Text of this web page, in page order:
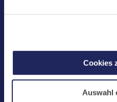
Cookies
Auswahl
Spenden